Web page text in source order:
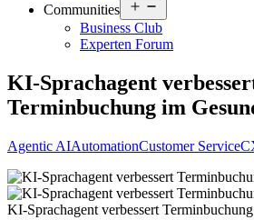
Communities
menu
Business Club
Experten Forum
KI-Sprachagent
Terminbuchung im
Agentic AIAutomationCustomer Service
KI-Sprachagent verbessert